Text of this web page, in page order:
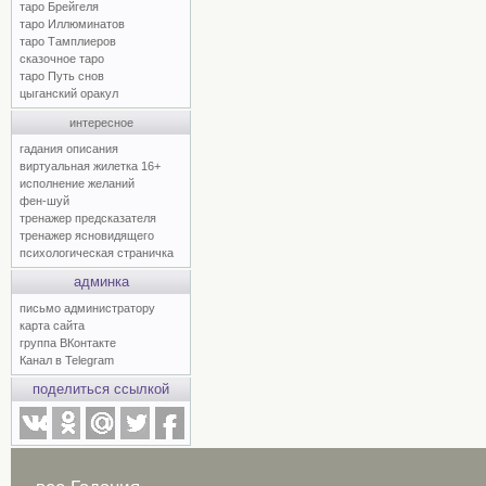
таро Брейгеля
таро Иллюминатов
таро Тамплиеров
сказочное таро
таро Путь снов
цыганский оракул
интересное
гадания описания
виртуальная жилетка 16+
исполнение желаний
фен-шуй
тренажер предсказателя
тренажер ясновидящего
психологическая страничка
админка
письмо администратору
карта сайта
группа ВКонтакте
Канал в Telegram
поделиться ссылкой